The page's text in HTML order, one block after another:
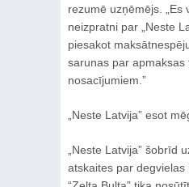
rezumē uzņēmējs. „Es
neizpratni par „Neste
piesakot
sarunas par apmaksas
nosacījumiem.”
„Neste Latvija” esot
„Neste Latvija” šobrīd
atskaites par